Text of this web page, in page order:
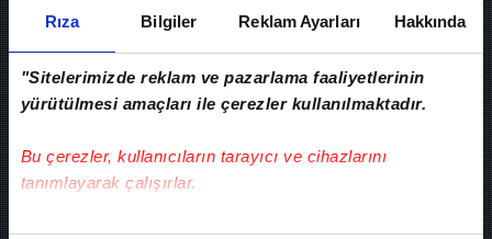
Rıza Bilgiler Reklam Ayarları Hakkında
"Sitelerimizde reklam ve pazarlama faaliyetlerinin
yürütülmesi amaçları ile çerezler kullanılmaktadır.
Bu çerezler, kullanıcıların tarayıcı ve cihazlarını
tanımlayarak çalışırlar.